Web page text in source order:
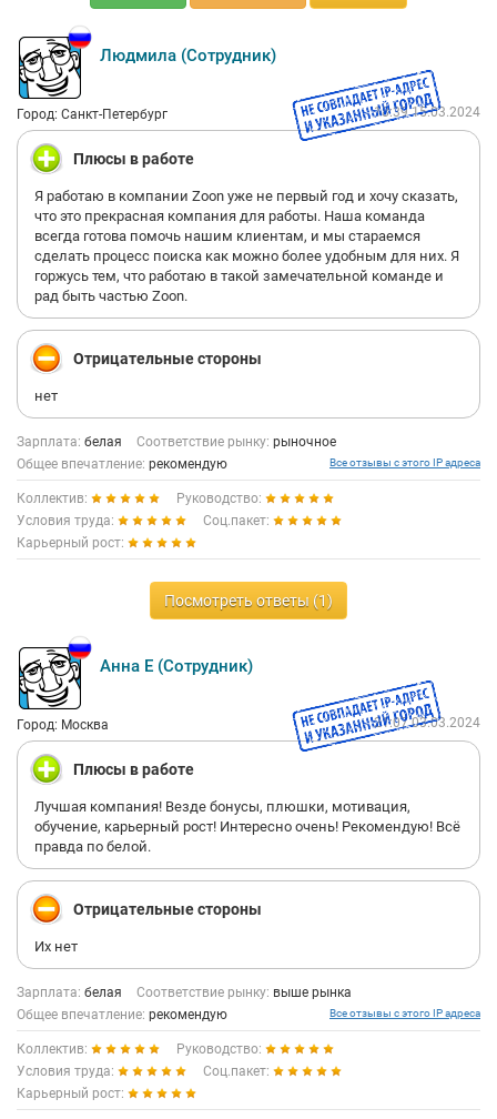
Людмила (Сотрудник)
Город: Санкт-Петербург 18:39 15.03.2024
Плюсы в работе
Я работаю в компании Zoon уже не первый год и хочу сказать,
что это прекрасная компания для работы. Наша команда
всегда готова помочь нашим клиентам, и мы стараемся
сделать процесс поиска как можно более удобным для них. Я
горжусь тем, что работаю в такой замечательной команде и
рад быть частью Zoon.
Отрицательные стороны
нет
Зарплата: белая Соответствие рынку: рыночное
Общее впечатление: рекомендую Все отзывы с этого IP адреса
Коллектив:
Руководство:
Условия труда:
Соц.пакет:
Карьерный рост:
Посмотреть ответы (1)
Анна Е (Сотрудник)
Город: Москва 21:07 03.03.2024
Плюсы в работе
Лучшая компания! Везде бонусы, плюшки, мотивация,
обучение, карьерный рост! Интересно очень! Рекомендую! Всё
правда по белой.
Отрицательные стороны
Их нет
Зарплата: белая Соответствие рынку: выше рынка
Общее впечатление: рекомендую Все отзывы с этого IP адреса
Коллектив:
Руководство:
Условия труда:
Соц.пакет:
Карьерный рост: